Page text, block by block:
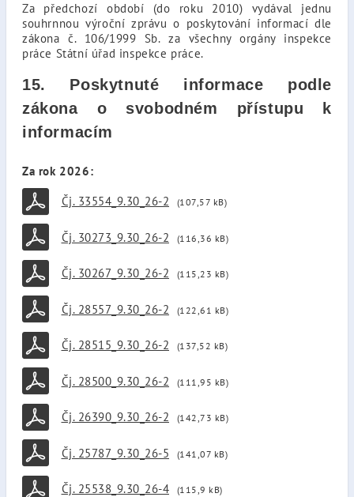
Za předchozí období (do roku 2010) vydával jednu
souhrnnou výroční zprávu o poskytování informací dle
zákona č. 106/1999 Sb. za všechny orgány inspekce
práce Státní úřad inspekce práce.
15. Poskytnuté informace podle
zákona o svobodném přístupu k
informacím
Za rok 2026:
Čj. 33554_9.30_26-2
(107,57 kB)
Čj. 30273_9.30_26-2 (116,36 kB)
Čj. 30267_9.30_26-2 (115,23 kB)
Čj. 28557_9.30_26-2 (122,61 kB)
Čj. 28515_9.30_26-2 (137,52 kB)
Čj. 28500_9.30_26-2 (111,95 kB)
Čj. 26390_9.30_26-2 (142,73 kB)
Čj. 25787_9.30_26-5 (141,07 kB)
Čj. 25538_9.30_26-4 (115,9 kB)